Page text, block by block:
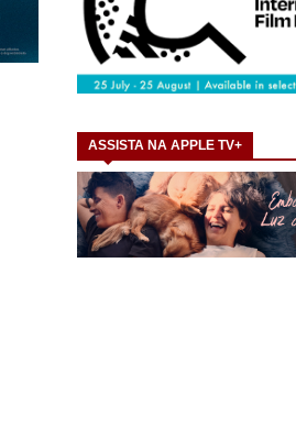
ASSISTA NA APPLE TV+